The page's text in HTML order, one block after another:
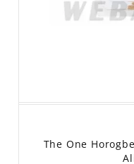
The One